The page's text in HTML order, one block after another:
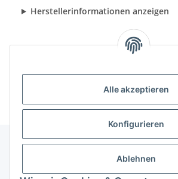
Alle akzeptieren
Konfigurieren
Ablehnen
Herstellerinformationen anzeigen